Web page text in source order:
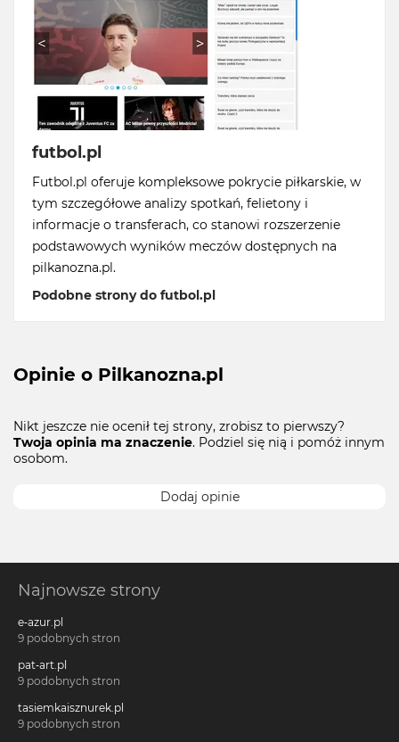
futbol.pl
Futbol.pl oferuje kompleksowe pokrycie piłkarskie, w
tym szczegółowe analizy spotkań, felietony i
informacje o transferach, co stanowi rozszerzenie
podstawowych wyników meczów dostępnych na
pilkanozna.pl.
Podobne strony do futbol.pl
Opinie o Pilkanozna.pl
Nikt jeszcze nie ocenił tej strony, zrobisz to pierwszy?
Twoja opinia ma znaczenie. Podziel się nią i pomóż innym
osobom.
Dodaj opinie
Najnowsze strony
e-azur.pl
9 podobnych stron
pat-art.pl
9 podobnych stron
tasiemkaisznurek.pl
9 podobnych stron